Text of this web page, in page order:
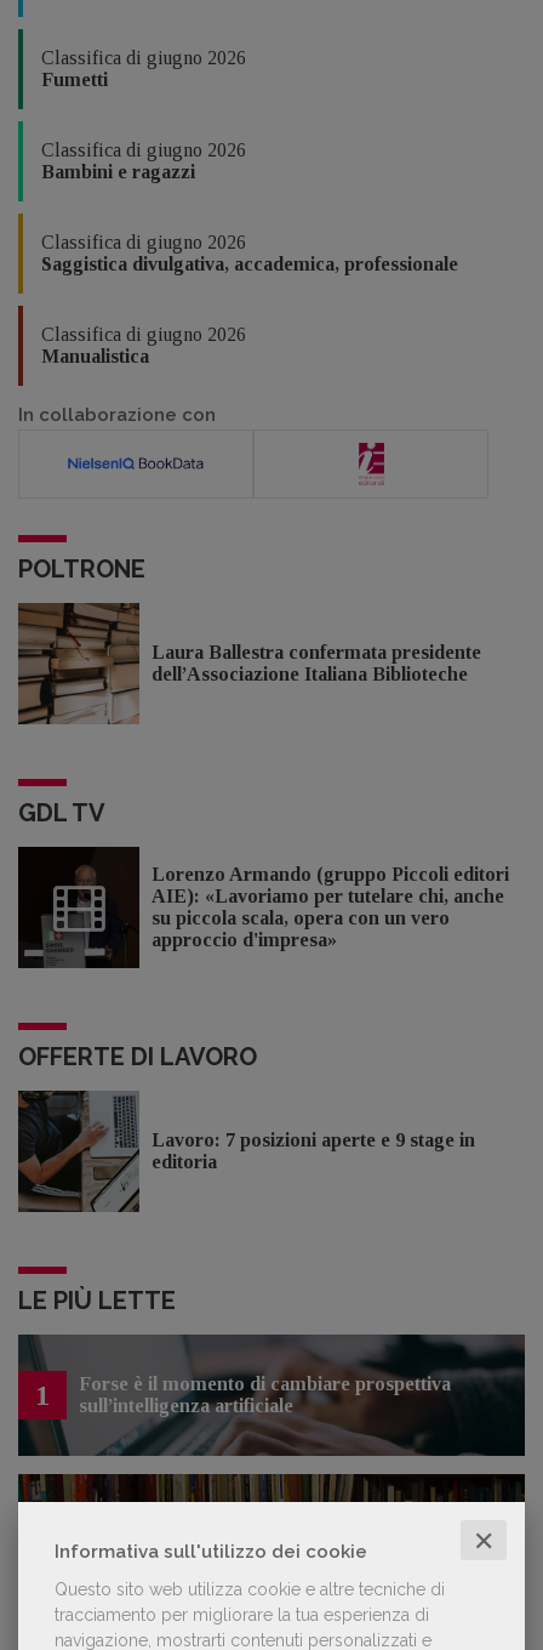
Informativa sull'utilizzo dei cookie ✕
Questo sito web utilizza cookie e altre tecniche di
tracciamento per migliorare la tua esperienza di
navigazione, mostrarti contenuti personalizzati e
Classifica di giugno 2026
Fumetti
Classifica di giugno 2026
Bambini e ragazzi
Classifica di giugno 2026
Saggistica divulgativa, accademica, professionale
Classifica di giugno 2026
Manualistica
In collaborazione con
POLTRONE
Laura Ballestra confermata presidente
dell’Associazione Italiana Biblioteche
GDL TV
Lorenzo Armando (gruppo Piccoli editori
AIE): «Lavoriamo per tutelare chi, anche
su piccola scala, opera con un vero
approccio d'impresa»
OFFERTE DI LAVORO
Lavoro: 7 posizioni aperte e 9 stage in
editoria
LE PIÙ LETTE
1
Forse è il momento di cambiare prospettiva
sull’intelligenza artificiale
inquinano la narrativa di genere